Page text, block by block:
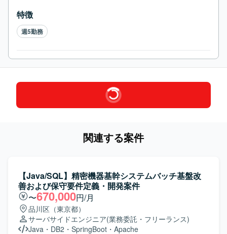
特徴
週5勤務
関連する案件
【Java/SQL】精密機器基幹システムバッチ基盤改
善および保守要件定義・開発案件
〜670,000円/月
品川区（東京都）
サーバサイドエンジニア(業務委託・フリーランス)
Java ・ DB2 ・ SpringBoot ・ Apache